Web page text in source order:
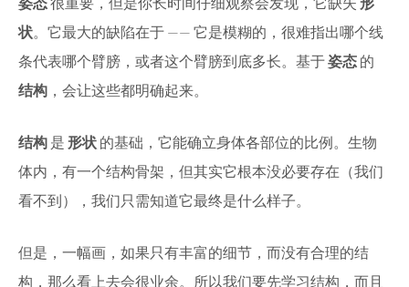
状。它最大的缺陷在于 —— 它是模糊的，很难指出哪个线
条代表哪个臂膀，或者这个臂膀到底多长。基于姿态 的
结构 ，会让这些都明确起来。
结构 是 形状 的基础，它能确立身体各部位的比例。生物
体内，有一个结构骨架，但其实它根本没必要存在（我们
看不到），我们只需知道它最终是什么样子。
但是，一幅画，如果只有丰富的细节，而没有合理的结
构，那么看上去会很业余。所以我们要先学习结构，而且